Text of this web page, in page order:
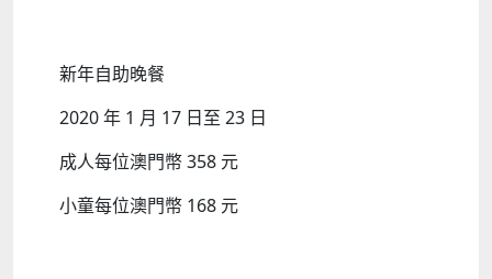
新年自助晚餐
2020 年 1 月 17 日至 23 日
成人每位澳門幣 358 元
小童每位澳門幣 168 元